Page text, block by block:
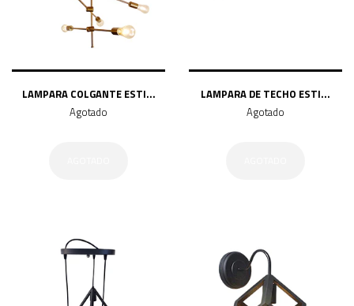
LAMPARA COLGANTE ESTI...
Agotado
LAMPARA DE TECHO ESTI...
Agotado